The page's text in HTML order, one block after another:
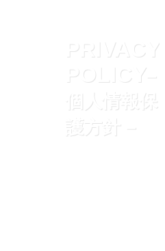
PRIVACY
POLICY
個人情報保
護方針 –